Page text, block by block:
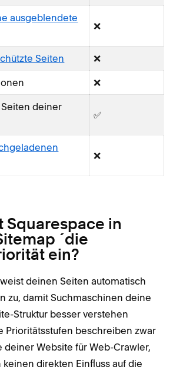
ausgeblendete
❌
Seiten ❌
❌
Seiten deiner
✅
❌
Squarespace in
´die
ein?
deinen Seiten automatisch
zu, damit Suchmaschinen deine
Struktur besser verstehen
Prioritätsstufen beschreiben zwar
deiner Website für Web-Crawler,
direkten Einfluss auf die